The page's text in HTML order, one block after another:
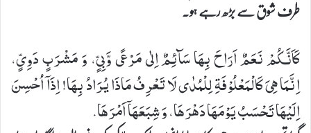
طرف شوق سے بڑھ رہے ہو۔
كَاَنَّكُمْ نَعَمٌ اَرَاحَ بِهَا سَآئِمٌ اِلٰی مَرْعًی وَّبِیٍّ، وَ مَشْرَبٍ دَوِیٍّ،
اِنَّمَا هِیَ كَالْمَعْلُوْفَةِ لِلْمُدٰی لَا تَعْرِفُ مَاذَا یُرَادُ بِهَا! اِذَاۤ اُحْسِنَ
اِلَیْهَا تَحْسَبُ یَوْمَهَا دَهْرَهَا، وَ شِبَعَهَاۤ اَمْرَهَا.